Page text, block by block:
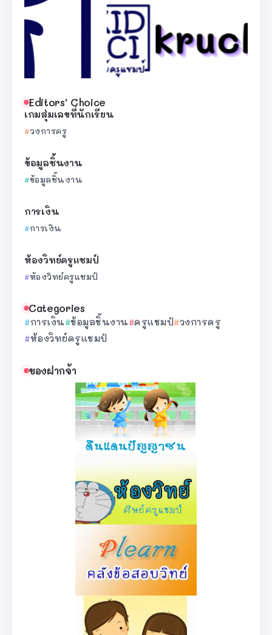
Editors' Choice
เกมสุ่มเลขที่นักเรียน
วงการครู
ข้อมูลชิ้นงาน
ข้อมูลชิ้นงาน
การเงิน
การเงิน
ห้องวิทย์ครูแชมป์
ห้องวิทย์ครูแชมป์
Categories
การเงิน ข้อมูลชิ้นงาน ครูแชมป์ วงการครู
ห้องวิทย์ครูแชมป์
ของฝากจ้า